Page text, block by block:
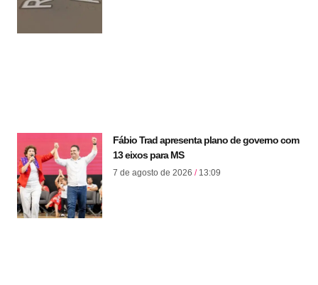
Fábio Trad apresenta plano de governo com
13 eixos para MS
7 de agosto de 2026 13:09